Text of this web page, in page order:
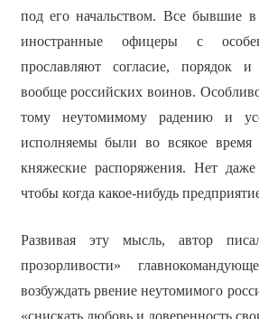
под его начальством. Все бывшие в
иностранные офицеры с
прославляют согласие, порядок
вообще российских воинов.
тому неутомимому радению и
исполняемы были во всякое время
княжеские распоряжения. Нет
чтобы когда какое-нибудь
Развивая эту мысль, автор
прозорливости»
возбуждать рвение неутомимого